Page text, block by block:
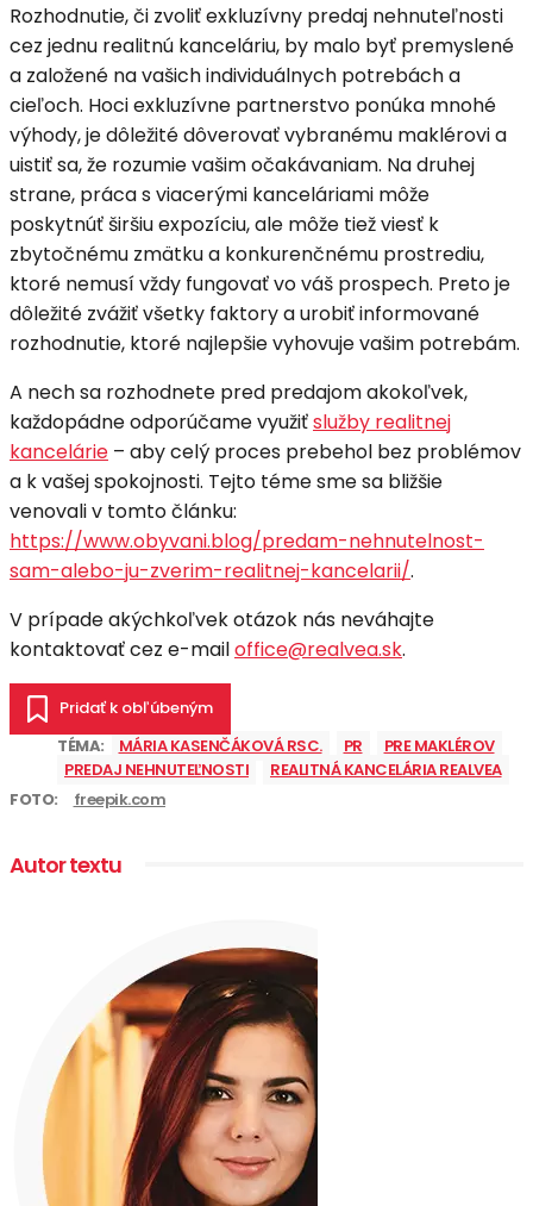
Rozhodnutie, či zvoliť exkluzívny predaj nehnuteľnosti
cez jednu realitnú kanceláriu, by malo byť premyslené
a založené na vašich individuálnych potrebách a
cieľoch. Hoci exkluzívne partnerstvo ponúka mnohé
výhody, je dôležité dôverovať vybranému maklérovi a
uistiť sa, že rozumie vašim očakávaniam. Na druhej
strane, práca s viacerými kanceláriami môže
poskytnúť širšiu expozíciu, ale môže tiež viesť k
zbytočnému zmätku a konkurenčnému prostrediu,
ktoré nemusí vždy fungovať vo váš prospech. Preto je
dôležité zvážiť všetky faktory a urobiť informované
rozhodnutie, ktoré najlepšie vyhovuje vašim potrebám.
A nech sa rozhodnete pred predajom akokoľvek,
každopádne odporúčame využiťslužby realitnej
kancelárie – aby celý proces prebehol bez problémov
a k vašej spokojnosti. Tejto téme sme sa bližšie
venovali v tomto článku:
https://www.obyvani.blog/predam-nehnutelnost-
sam-alebo-ju-zverim-realitnej-kancelarii/.
V prípade akýchkoľvek otázok nás neváhajte
kontaktovať cez e-mailoffice@realvea.sk.
Pridať k obľúbeným
TÉMA:
MÁRIA KASENČÁKOVÁ RSC. PR
PRE MAKLÉROV
PREDAJ NEHNUTEĽNOSTI
REALITNÁ KANCELÁRIA REALVEA
FOTO:
freepik.com
Autor textu